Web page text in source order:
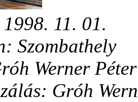
11. 01.
Szombathely
Werner Péter
Gróh